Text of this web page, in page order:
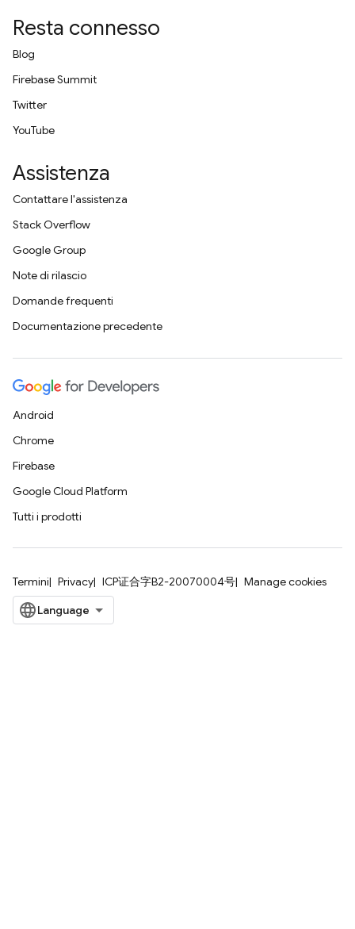
Resta connesso
Blog
Firebase Summit
Twitter
YouTube
Assistenza
Contattare l'assistenza
Stack Overflow
Google Group
Note di rilascio
Domande frequenti
Documentazione precedente
Android
Chrome
Firebase
Google Cloud Platform
Tutti i prodotti
Termini Privacy ICP证合字B2-20070004号 Manage cookies